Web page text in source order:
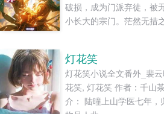
破损，成为门派弃徒，被
小长大的宗门。茫然无措
体。在人魔妖鬼仙神的诸
杀出一天血路，剑逆九千
逆天之路，从天衍大陆开
灯花笑
灯花笑小说全文番外_裴
花笑, 灯花笑 作者：千山
介： 陆曈上山学医七年，